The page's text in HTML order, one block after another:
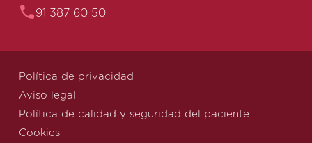
91 387 60 50
Política de privacidad
Aviso legal
Política de calidad y seguridad del paciente
Cookies